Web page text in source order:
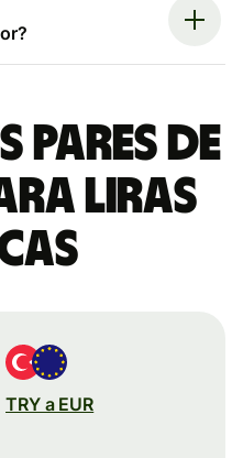
pares de
liras
TRY a EUR